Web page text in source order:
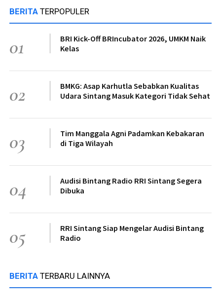
BERITA TERPOPULER
01
BRI Kick-Off BRIncubator 2026, UMKM Naik
Kelas
02
BMKG: Asap Karhutla Sebabkan Kualitas
Udara Sintang Masuk Kategori Tidak Sehat
03
Tim Manggala Agni Padamkan Kebakaran
di Tiga Wilayah
04
Audisi Bintang Radio RRI Sintang Segera
Dibuka
05
RRI Sintang Siap Mengelar Audisi Bintang
Radio
BERITA TERBARU LAINNYA